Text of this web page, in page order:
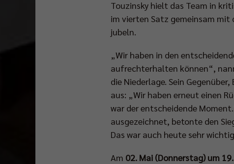
Touzinsky hielt das Team in
im vierten Satz gemeinsam mit
jubeln.
„Wir haben in den
aufrechterhalten können“,
die Niederlage. Sein
aus: „Wir haben erneut einen
war der entscheidende
ausgezeichnet, betonte den
Das war auch heute sehr
Am 02. Mai (Donnerstag) um